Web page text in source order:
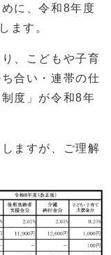
に、令和8年度
ます。
、こどもや子育
合い・連帯の仕
度」が令和8年
ますが、ご理解